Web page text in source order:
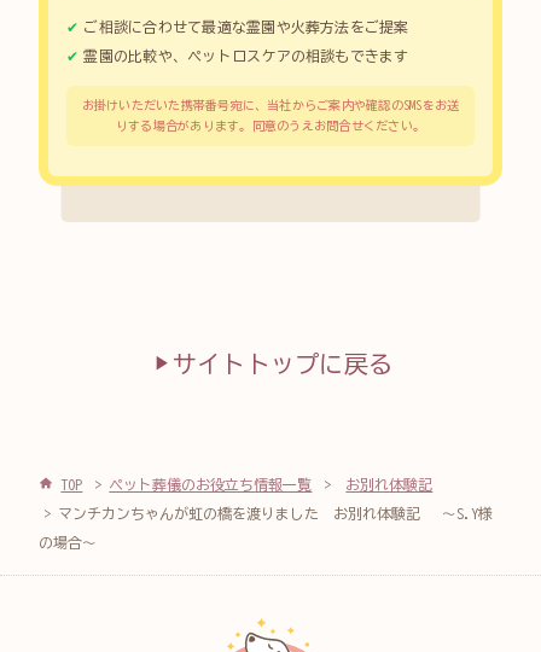
ご相談に合わせて最適な霊園や火葬方法をご提案
霊園の比較や、ペットロスケアの相談もできます
お掛けいただいた携帯番号宛に、当社からご案内や確認のSMSをお送
りする場合があります。同意のうえお問合せください。
サイトトップに戻る
TOP ペット葬儀のお役立ち情報一覧
お別れ体験記
マンチカンちゃんが虹の橋を渡りました お別れ体験記 ～S.Y様
の場合～